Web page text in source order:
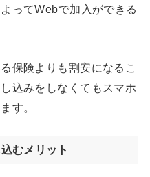
ってWebで加入ができる
保険よりも割安になるこ
込みをしなくてもスマホ
す。
むメリット